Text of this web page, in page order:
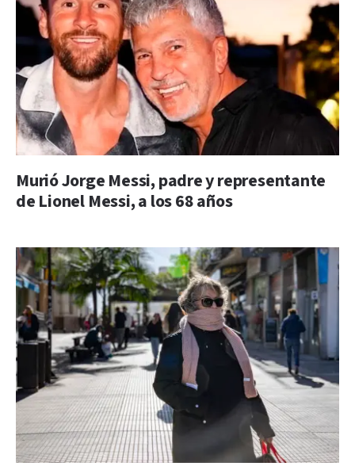
Murió Jorge Messi, padre y representante
de Lionel Messi, a los 68 años